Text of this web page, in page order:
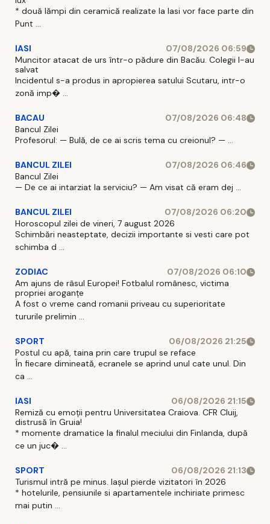
* două lămpi din ceramică realizate la Iasi vor face parte din
Punt ...
IASI
07/08/2026 06:59
Muncitor atacat de urs într-o pădure din Bacău. Colegii l-au
salvat
Incidentul s-a produs in apropierea satului Scutaru, intr-o
zonă imp� ...
BACAU
07/08/2026 06:48
Bancul Zilei
Profesorul: — Bulă, de ce ai scris tema cu creionul? — ...
BANCUL ZILEI
07/08/2026 06:46
Bancul Zilei
— De ce ai intarziat la serviciu? — Am visat că eram dej ...
BANCUL ZILEI
07/08/2026 06:20
Horoscopul zilei de vineri, 7 august 2026
Schimbări neasteptate, decizii importante si vesti care pot
schimba d ...
ZODIAC
07/08/2026 06:10
Am ajuns de râsul Europei! Fotbalul românesc, victima
propriei aroganțe
A fost o vreme cand romanii priveau cu superioritate
tururile prelimin ...
SPORT
06/08/2026 21:25
Postul cu apă, taina prin care trupul se reface
În fiecare dimineată, ecranele se aprind unul cate unul. Din
ca ...
IASI
06/08/2026 21:15
Remiză cu emoții pentru Universitatea Craiova. CFR Cluij,
distrusă în Gruia!
* momente dramatice la finalul meciului din Finlanda, după
ce un juc� ...
SPORT
06/08/2026 21:13
Turismul intră pe minus. Iașul pierde vizitatori în 2026
* hotelurile, pensiunile si apartamentele inchiriate primesc
mai putin ...